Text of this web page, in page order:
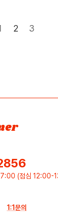
2 3
(점심 12:00-
1:1문의